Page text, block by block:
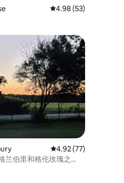
平均评分 4.98 分（满
4.98 (53)
平均评分 4.92 分（满
4.92 (77)
兰伯里和格伦玫瑰之